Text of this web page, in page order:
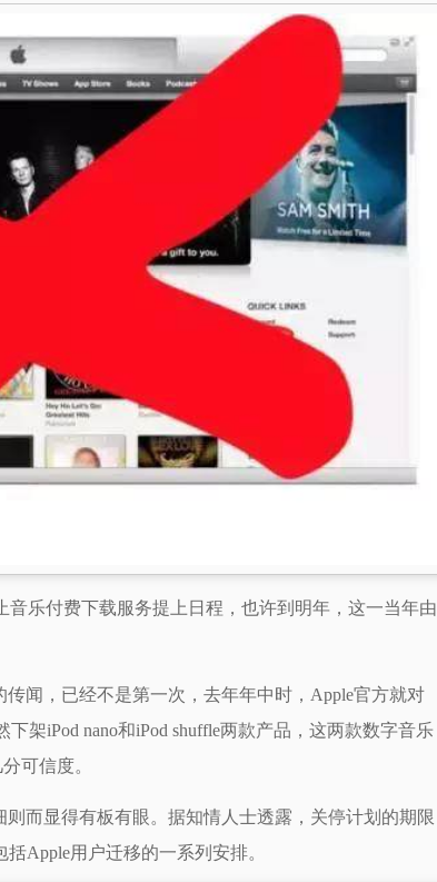
音乐付费下载服务提上日程，也许到明年，这一当年由
传闻，已经不是第一次，去年年中时，Apple官方就对
架iPod nano和iPod shuffle两款产品，这两款数字音乐
可信度。
而显得有板有眼。据知情人士透露，关停计划的期限
Apple用户迁移的一系列安排。